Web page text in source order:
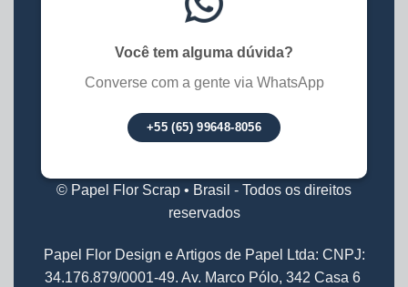
Você tem alguma dúvida?
Converse com a gente via WhatsApp
+55 (65) 99648-8056
© Papel Flor Scrap • Brasil - Todos os direitos
reservados
Papel Flor Design e Artigos de Papel Ltda: CNPJ:
34.176.879/0001-49. Av. Marco Pólo, 342 Casa 6